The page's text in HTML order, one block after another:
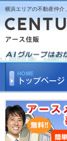
横浜エリアの不動産仲介